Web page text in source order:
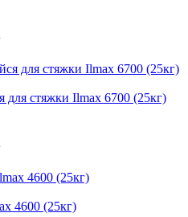
стяжки Ilmax 6700 (25кг)
4600 (25кг)